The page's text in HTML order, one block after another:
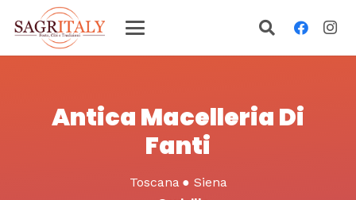
Antica Macelleria Di
Fanti
Toscana ● Siena